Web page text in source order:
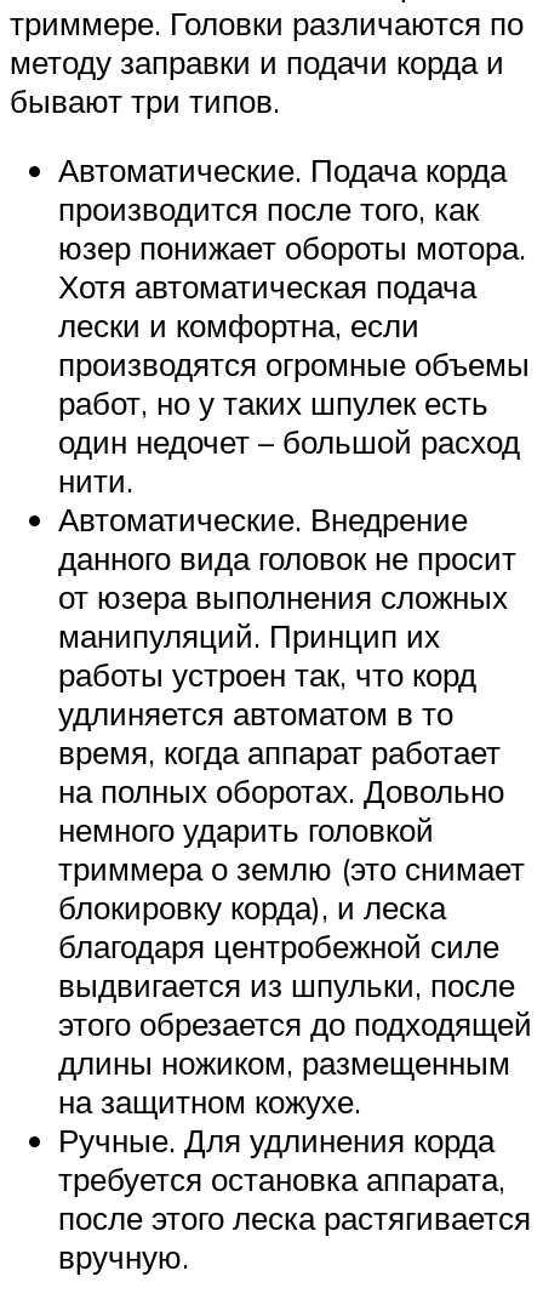
триммере. Головки различаются по
методу заправки и подачи корда и
бывают три типов.
Автоматические. Подача корда
производится после того, как
юзер понижает обороты мотора.
Хотя автоматическая подача
лески и комфортна, если
производятся огромные объемы
работ, но у таких шпулек есть
один недочет – большой расход
нити.
Автоматические. Внедрение
данного вида головок не просит
от юзера выполнения сложных
манипуляций. Принцип их
работы устроен так, что корд
удлиняется автоматом в то
время, когда аппарат работает
на полных оборотах. Довольно
немного ударить головкой
триммера о землю (это снимает
блокировку корда), и леска
благодаря центробежной силе
выдвигается из шпульки, после
этого обрезается до подходящей
длины ножиком, размещенным
на защитном кожухе.
Ручные. Для удлинения корда
требуется остановка аппарата,
после этого леска растягивается
вручную.